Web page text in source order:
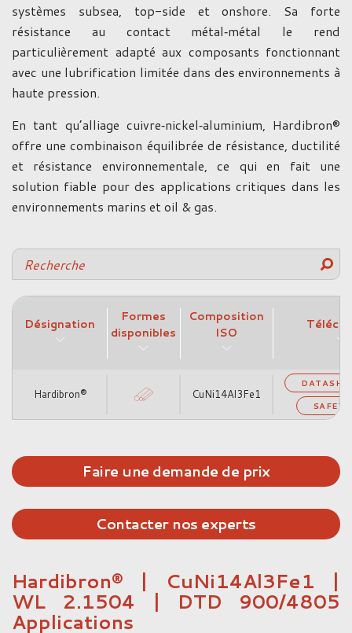
systèmes subsea, top-side et onshore. Sa forte
résistance au contact métal‑métal le rend
particulièrement adapté aux composants fonctionnant
avec une lubrification limitée dans des environnements à
haute pression.
En tant qu’alliage cuivre‑nickel‑aluminium, Hardibron®
offre une combinaison équilibrée de résistance, ductilité
et résistance environnementale, ce qui en fait une
solution fiable pour des applications critiques dans les
environnements marins et oil & gas.
Désignation
Formes
disponibles
Composition
ISO
Hardibron® CuNi14Al3Fe1
SAFETY
Faire une demande de prix
Contacter nos experts
Hardibron® | CuNi14Al3Fe1 |
WL 2.1504 | DTD 900/4805
Applications